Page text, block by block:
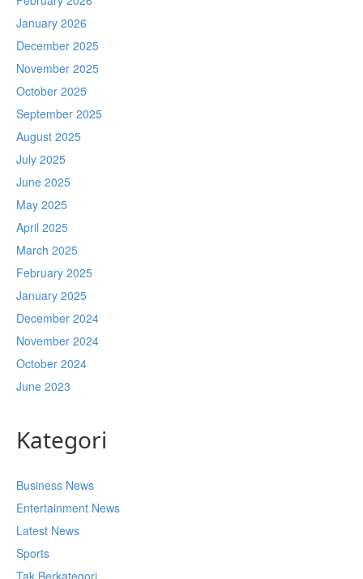
January 2026
December 2025
November 2025
October 2025
September 2025
August 2025
July 2025
June 2025
May 2025
April 2025
March 2025
February 2025
January 2025
December 2024
November 2024
October 2024
June 2023
Kategori
Business News
Entertainment News
Latest News
Sports
Tak Berkategori